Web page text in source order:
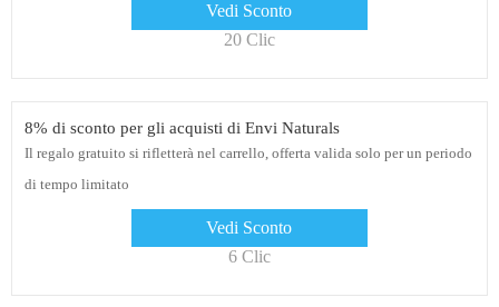
Vedi Sconto
20 Clic
8% di sconto per gli acquisti di Envi Naturals
Il regalo gratuito si rifletterà nel carrello, offerta valida solo per un periodo
di tempo limitato
Vedi Sconto
6 Clic